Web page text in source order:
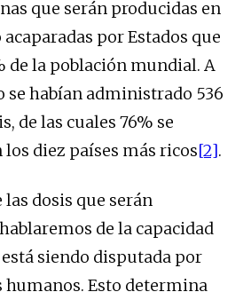
que serán producidas en
acaparadas por Estados que
de la población mundial. A
se habían administrado 536
de las cuales 76% se
diez países más ricos[2].
las dosis que serán
de la capacidad
siendo disputada por
humanos. Esto determina